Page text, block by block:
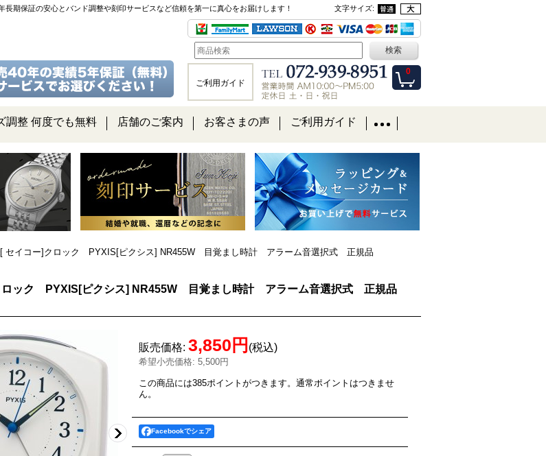
期保証の安心とバンド調整や刻印サービスなど信頼を第一に真心をお届けします！ 文字サイズ:
0
ご利用ガイド
調整 何度でも無料 店舗のご案内 お客さまの声 ご利用ガイド
セイコー]クロック PYXIS[ピクシス] NR455W 目覚まし時計 アラーム音選択式 正規品
ロック PYXIS[ピクシス] NR455W 目覚まし時計 アラーム音選択式 正規品
販売価格: 3,850円 (税込)
希望小売価格: 5,500円
この商品には385ポイントがつきます。通常ポイントはつきませ
ん。
Facebookでシェア